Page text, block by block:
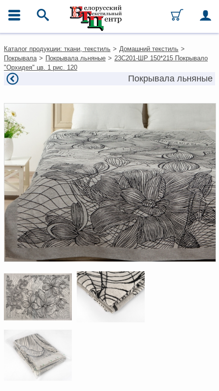
Каталог
Ткани
Домашний текстиль
Одежда
Текстиль для ресторанов и
гостиниц
Текстильная галантерея и
фурнитура
Условия работы
Оплата и доставка
Как оформить заказ
Вакансии
Как нас найти
Написать нам
Доверенность на
получение груза
Документы по работе с
персональными данными
Письмо руководителю
Новости | Статьи
Каталог продукции: ткани, текстиль > Домашний текстиль >
Покрывала > Покрывала льняные > 23С201-ШР 150*215 Покрывало
"Орхидея" цв. 1 рис. 120
Покрывала льняные